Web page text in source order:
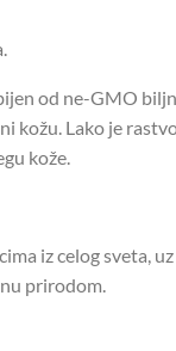
od ne-GMO
kožu. Lako je
kože.
iz celog sveta,
prirodom.